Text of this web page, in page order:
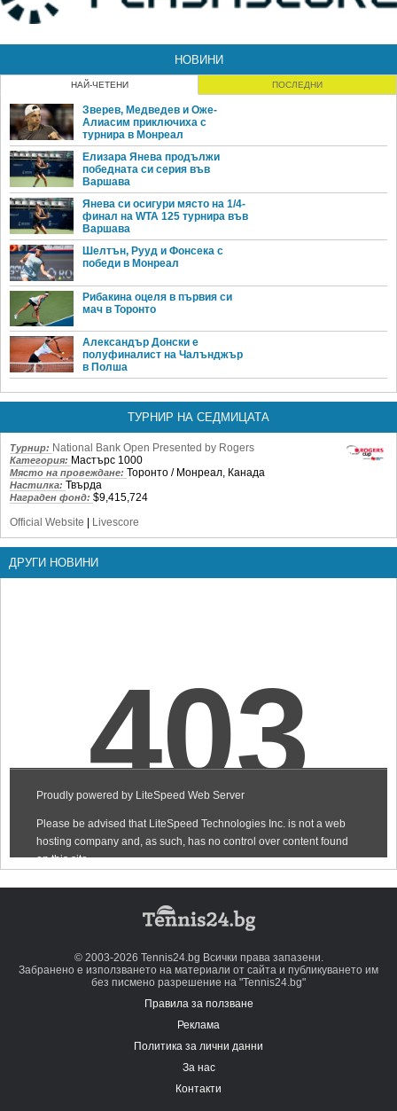
НОВИНИ
НАЙ-ЧЕТЕНИ ПОСЛЕДНИ
Зверев, Медведев и Оже-
Алиасим приключиха с
турнира в Монреал
Елизара Янева продължи
победната си серия във
Варшава
Янева си осигури място на 1/4-
финал на WTA 125 турнира във
Варшава
Шелтън, Рууд и Фонсека с
победи в Монреал
Рибакина оцеля в първия си
мач в Торонто
Александър Донски е
полуфиналист на Чалънджър
в Полша
ТУРНИР НА СЕДМИЦАТА
Турнир: National Bank Open Presented by Rogers
Категория: Мастърс 1000
Място на провеждане: Торонто / Монреал, Канада
Настилка: Твърда
Награден фонд: $9,415,724
Official Website
Livescore
ДРУГИ НОВИНИ
© 2003-2026 Tennis24.bg Всички права запазени.
Забранено е използването на материали от сайта и публикуването им
без писмено разрешение на "Tennis24.bg"
Правила за ползване
Реклама
Политика за лични данни
За нас
Контакти